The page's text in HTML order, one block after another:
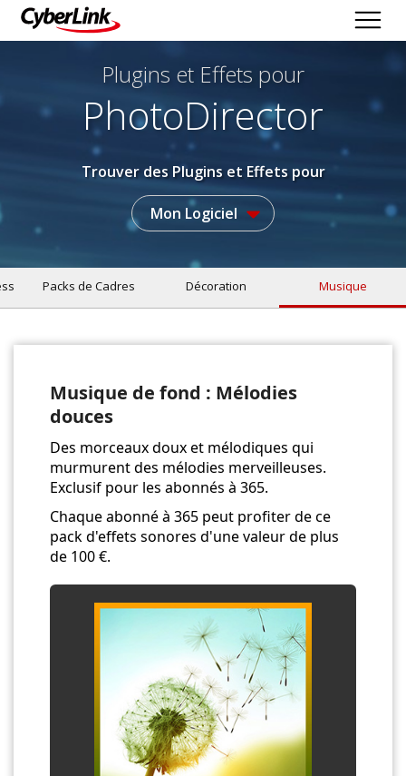
Plugins et Effets pour
PhotoDirector
Trouver des Plugins et Effets pour
Mon Logiciel
Packs de Cadres Décoration Musique
Musique de fond : Mélodies
douces
Des morceaux doux et mélodiques qui
murmurent des mélodies merveilleuses.
Exclusif pour les abonnés à 365.
Chaque abonné à 365 peut profiter de ce
pack d'effets sonores d'une valeur de plus
de 100 €.